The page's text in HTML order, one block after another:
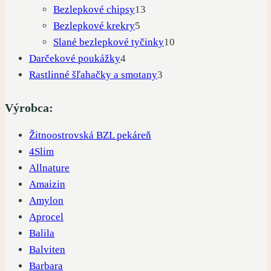
Bezlepkové chipsy13
Bezlepkové krekry5
produktov
Slané bezlepkové tyčinky10
Darčekové poukážky44
produkty
Rastlinné šľahačky a smotany3
Výrobca:
Žitnoostrovská BZL pekáreň
4Slim
Allnature
Amaizin
Amylon
Aprocel
Balila
Balviten
Barbara